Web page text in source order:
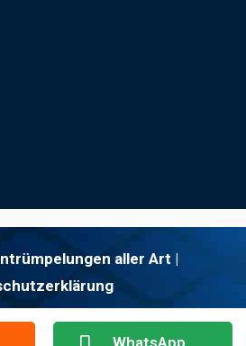
aller Art |
WhatsApp